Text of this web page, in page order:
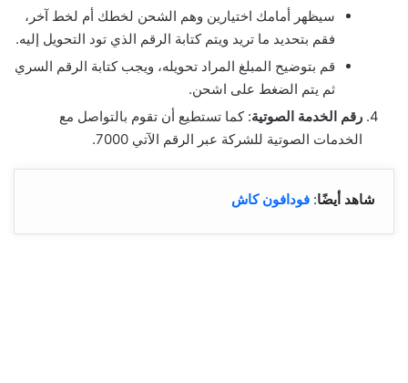
سيظهر أمامك اختيارين وهم الشحن لخطك أم لخط آخر،
فقم بتحديد ما تريد ويتم كتابة الرقم الذي تود التحويل إليه.
قم بتوضيح المبلغ المراد تحويله، ويجب كتابة الرقم السري
ثم يتم الضغط على اشحن.
رقم الخدمة الصوتية: كما تستطيع أن تقوم بالتواصل مع
الخدمات الصوتية للشركة عبر الرقم الآتي 7000.
شاهد أيضًا: فودافون كاش